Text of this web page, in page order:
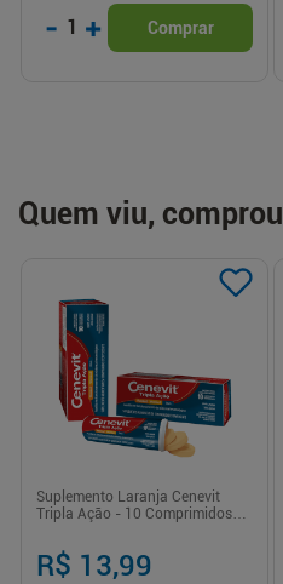
- 1 + Comprar
Quem viu, comprou
Suplemento Laranja Cenevit
Tripla Ação - 10 Comprimidos
R$ 13,99